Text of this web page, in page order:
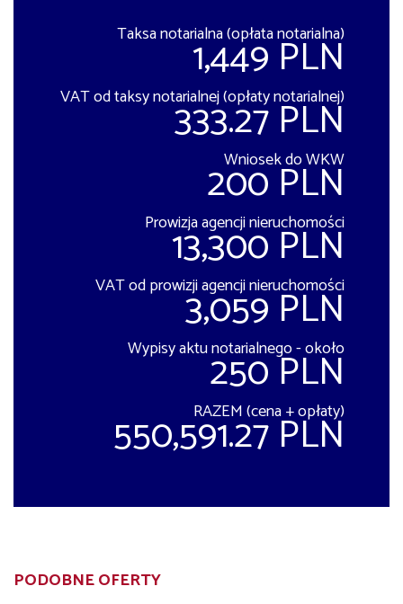
Taksa notarialna (opłata notarialna)
1,449 PLN
VAT od taksy notarialnej (opłaty notarialnej)
333.27 PLN
Wniosek do WKW
200 PLN
Prowizja agencji nieruchomości
13,300 PLN
VAT od prowizji agencji nieruchomości
3,059 PLN
Wypisy aktu notarialnego - około
250 PLN
RAZEM (cena + opłaty)
550,591.27 PLN
PODOBNE OFERTY